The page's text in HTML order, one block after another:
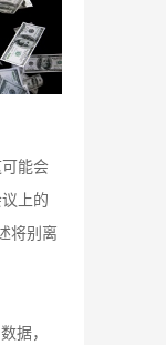
能会
上的
将别离
据，